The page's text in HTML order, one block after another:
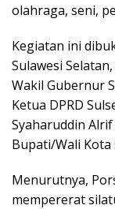
olahraga, seni,
Kegiatan ini
Sulawesi
Wakil Gubernur
Ketua DPRD
Syaharuddin
Bupati/Wali Kota
Menurutnya,
mempererat